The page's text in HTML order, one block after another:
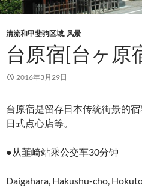
清流和甲斐驹区域, 风景
台原宿[台ヶ原
2016年3月29日
台原宿是留存日本传统街景的
日式点心店等。
●从韮崎站乘公交车30分钟
Daigahara, Hakushu-cho,